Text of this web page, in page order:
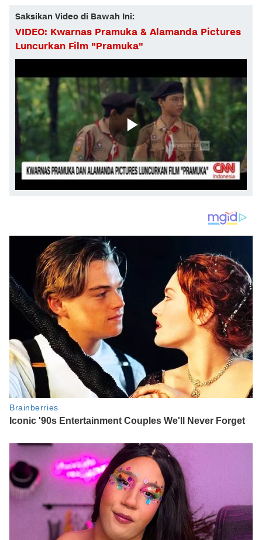
Saksikan Video di Bawah Ini:
VIDEO: Kwarnas Pramuka & Alamanda Pictures
Luncurkan Film "Pramuka"